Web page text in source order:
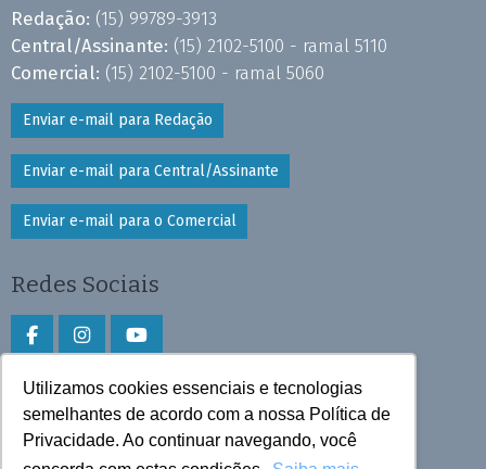
Utilizamos cookies essenciais e tecnologias
semelhantes de acordo com a nossa Política de
Privacidade. Ao continuar navegando, você
Redação: (15) 99789-3913
Central/Assinante: (15) 2102-5100 - ramal 5110
Comercial: (15) 2102-5100 - ramal 5060
Enviar e-mail para Redação
Enviar e-mail para Central/Assinante
Enviar e-mail para o Comercial
Redes Sociais
Faça download do aplicativo
Play Store e App Store